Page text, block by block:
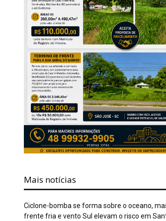
Mais notícias
Ciclone-bomba se forma sobre o oceano,
frente fria e vento Sul elevam o risco em